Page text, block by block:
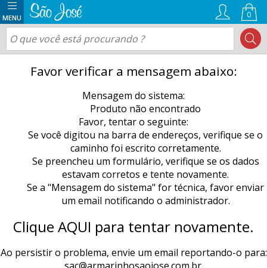
0
Favor verificar a mensagem abaixo:
Mensagem do sistema:
Produto não encontrado
Favor, tentar o seguinte:
Se você digitou na barra de endereços, verifique se o
caminho foi escrito corretamente.
Se preencheu um formulário, verifique se os dados
estavam corretos e tente novamente.
Se a "Mensagem do sistema" for técnica, favor enviar
um email notificando o administrador.
Clique AQUI para tentar novamente.
Ao persistir o problema, envie um email reportando-o para: